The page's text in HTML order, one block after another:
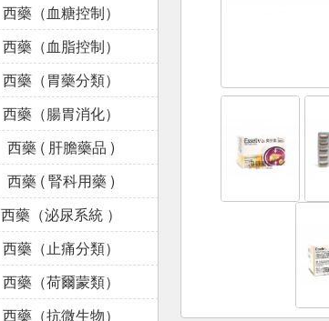
西藥（血糖控制）
西藥（血脂控制）
西藥（胃藥分類）
西藥（腸胃消化）
西藥 ( 肝膽藥品 )
西藥 ( 腎科用藥 )
西藥（泌尿系統 ）
西藥（止痛分類）
西藥（荷爾蒙類）
西藥（抗微生物）